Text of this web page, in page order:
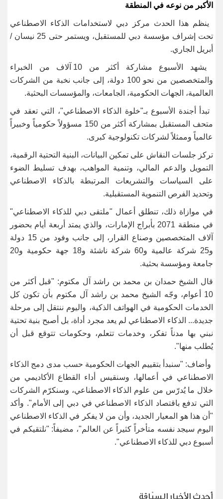
الأكبر من نوعه في المنطقة
ينظم هذا الحدث مركز دبي لاستخدامات الذكاء الاصطناعي
تحت إشراف مؤسسة دبي للمستقبل، ويستمر حتى 25 نيسان /
أبريل الجاري.
يشهد الأسبوع مشاركة أكثر من 10 آلاف من الخبراء
والمتخصصين من نحو 100 دولة، إلى جانب نخبة من الشركات
العالمية، الجهات الحكومية، الجامعات، والمؤسسات البحثية.
تبدأ أجندة الأسبوع بـ"خلوة الذكاء الاصطناعي"، التي تعقد في
متحف المستقبل بمشاركة أكثر من 150 مسؤولاً حكومياً وخبيراً
عالمياً وممثلاً لشركات تكنولوجية كبرى.
تركز جلسات النقاش على تمكين البيانات، البنية التحتية الرقمية،
التمويل والدعم المالي، وتنمية المواهب، بهدف تسليط الضوء
على السياسات والتشريعات المرتبطة بالذكاء الاصطناعي
وتحديد الفرص التنموية المستقبلية.
في موازاة ذلك، تنطلق أعمال "ملتقى دبي للذكاء الاصطناعي"
في منطقة 2071 بأبراج الإمارات، والذي يمتد أربعة أيام بحضور
آلاف المتخصصين وصناع القرار، إلى جانب وفود من 15 دولة
و25 شركة عالمية و60 شركة ناشئة و18 جهة حكومية و20
جامعة ومؤسسة بحثية.
قال الشيخ حمدان بن محمد بن راشد آل مكتوم: "قبل أكثر من
10 أعوام، وجّه الشيخ محمد بن راشد آل مكتوم بأن تكون كل
الخدمات الحكومية في الهواتف الذكية، واليوم ننتقل إلى مرحلة
جديدة... الذكاء الاصطناعي لم يعد مجرد أداة، بل أصبح بنية تحتية
نبني بها مدناً تفكر، وخدمات تتعلم، وحكومات تتوقع قبل أن
يُطلب منها".
وأضاف: "سنبدأ بتقييم الجهات الحكومية حسب مدى دمج الذكاء
الاصطناعي في أعمالها، وسنقيس أداء القطاع الأكاديمي من
خلال ما يُدرّس من علوم الذكاء الاصطناعي، وسنكرّم الشركات
التي تدفع باقتصاد الذكاء الاصطناعي في دبي إلى الأمام". وأكد
"أن هذا هو المعيار الجديد، وأن من لا يفكر في الذكاء الاصطناعي
اليوم سيجد نفسه متأخراً كثيراً عن العالم"، مضيفاً: "نلتقيكم في
أسبوع دبي للذكاء الاصطناعي".
أحدث الأخبار السبّاقة